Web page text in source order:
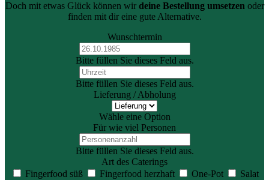
Doch mit etwas Glück können wirdeine Bestellung umsetzen oder
finden mit dir eine gute Alternative.
Wunschtermin
Bitte füllen Sie dieses Feld aus.
Bitte füllen Sie dieses Feld aus.
Lieferung / Abholung
Wähle eine Option
Für wie viel Personen
Bitte füllen Sie dieses Feld aus.
Art des Caterings
Fingerfood süß
Fingerfood herzhaft One-Pot
Salat